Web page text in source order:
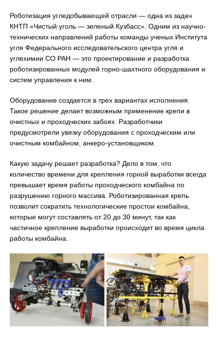
Роботизация угледобывающей отрасли — одна из задач
КНТП «Чистый уголь — зеленый Кузбасс». Одним из научно-
технических направлений работы команды ученых Института
угля Федерального исследовательского центра угля и
углехимии СО РАН — это проектирование и разработка
роботизированных модулей горно-шахтного оборудования и
систем управления к ним.
Оборудование создается в трех вариантах исполнения.
Такое решение делает возможным применение крепи в
очистных и проходческих забоях. Разработчики
предусмотрели увязку оборудования с проходческим или
очистным комбайном, анкеро-установщиком.
Какую задачу решает разработка? Дело в том, что
количество времени для крепления горной выработки всегда
превышает время работы проходческого комбайна по
разрушению горного массива. Роботизированная крепь
позволит сократить технологические простои комбайна,
которые могут составлять от 20 до 30 минут, так как
частичное крепление выработки происходит во время цикла
работы комбайна.